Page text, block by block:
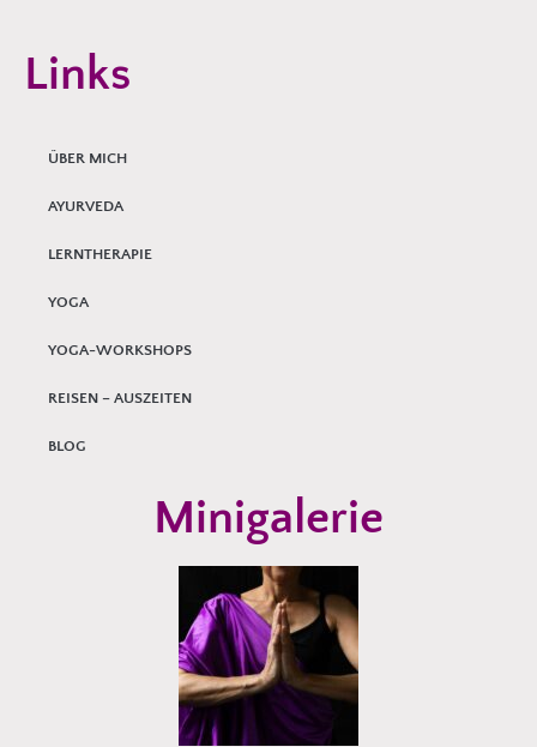
Links
ÜBER MICH
AYURVEDA
LERNTHERAPIE
YOGA
YOGA-WORKSHOPS
REISEN – AUSZEITEN
BLOG
Minigalerie